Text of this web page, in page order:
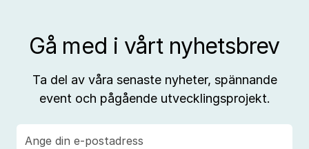
Gå med i vårt nyhetsbrev
Ta del av våra senaste nyheter, spännande
event och pågående utvecklingsprojekt.
post